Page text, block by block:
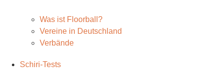
Was ist Floorball?
Vereine in Deutschland
Verbände
Schiri-Tests